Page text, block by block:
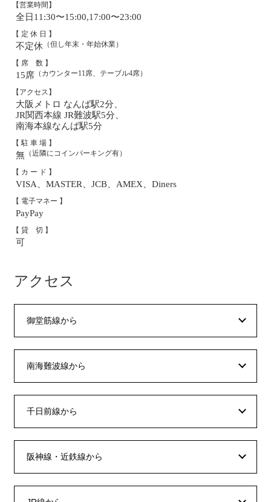
【営業時間】
全日11:30〜15:00,17:00〜23:00
【 定 休 日 】
不定休 （但し年末・年始休業）
【 席 数 】
15席 （カウンター11席、テーブル4席）
【アクセス】
大阪メトロ なんば駅2分、
JR関西本線 JR難波駅5分、
南海本線なんば駅5分
【 駐 車 場 】
無 （近隣にコインパーキング有）
【 カ ー ド 】
VISA、MASTER、JCB、AMEX、Diners
【 電子マネー 】
PayPay
【 貸 切 】
可
アクセス
御堂筋線から
南海難波線から
千日前線から
阪神線・近鉄線から